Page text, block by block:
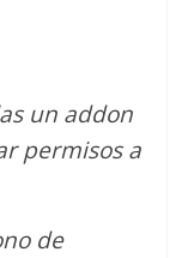
un addon
permisos a
de